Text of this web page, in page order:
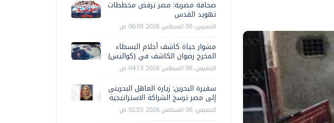
صحافة مصرية: مصر ترفض مخططات
تهويد القدس
الخميس، 06 اغسطس 2026 06:03 ص
مشوار حياة كاشف أحلام البسطاء
المخرج رضوان الكاشف في (كواليس)
الخميس، 06 اغسطس 2026 04:13 ص
سفيرة البحرين: زيارة العاهل البحريني
إلى مصر ترسخ الشراكة الاستراتيجية
الخميس، 06 اغسطس 2026 02:55 ص